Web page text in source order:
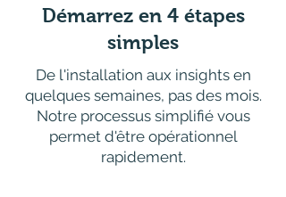
Démarrez en 4 étapes
simples
De l'installation aux insights en
quelques semaines, pas des mois.
Notre processus simplifié vous
permet d'être opérationnel
rapidement.